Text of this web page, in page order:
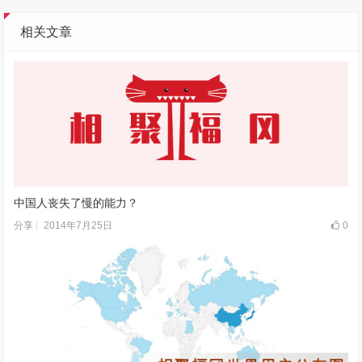
相关文章
中国人丧失了慢的能力？
分享 2014年7月25日 0